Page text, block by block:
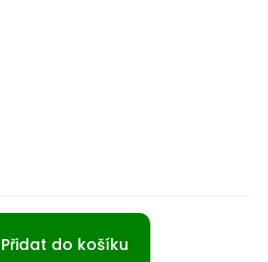
Přidat do košíku